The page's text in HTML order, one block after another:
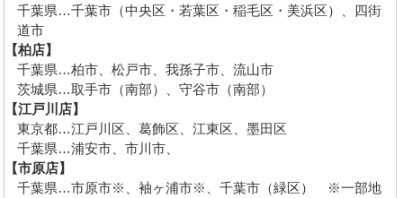
千葉県…千葉市（中央区・若葉区・稲毛区・美浜区）、四街
道市
【柏店】
千葉県…柏市、松戸市、我孫子市、流山市
茨城県…取手市（南部）、守谷市（南部）
【江戸川店】
東京都…江戸川区、葛飾区、江東区、墨田区
千葉県…浦安市、市川市、
【市原店】
千葉県…市原市※、袖ヶ浦市※、千葉市（緑区） ※一部地